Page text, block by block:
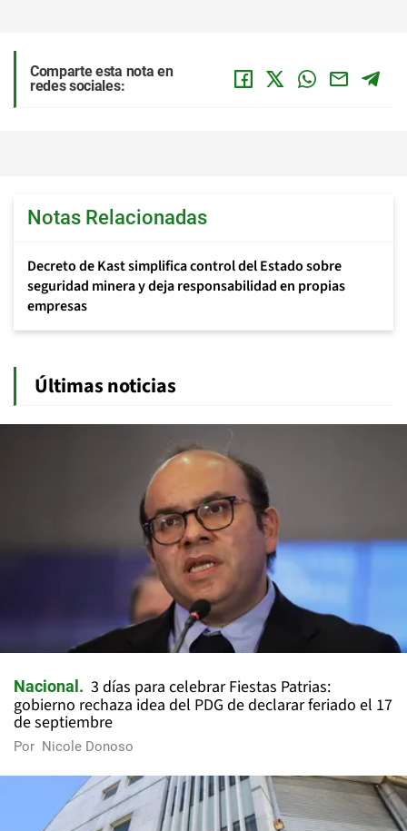
Comparte esta nota en
redes sociales:
Notas Relacionadas
Decreto de Kast simplifica control del Estado sobre
seguridad minera y deja responsabilidad en propias
empresas
Últimas noticias
Nacional
3 días para celebrar Fiestas Patrias:
gobierno rechaza idea del PDG de declarar feriado el 17
de septiembre
Por Nicole Donoso